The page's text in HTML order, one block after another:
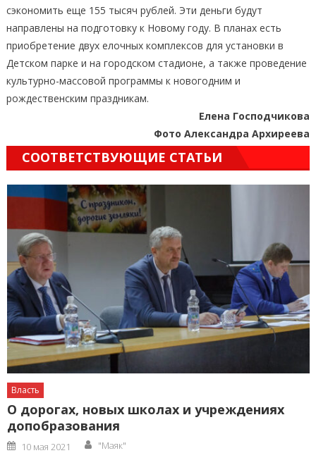
сэкономить еще 155 тысяч рублей. Эти деньги будут
направлены на подготовку к Новому году. В планах есть
приобретение двух елочных комплексов для установки в
Детском парке и на городском стадионе, а также проведение
культурно-массовой программы к новогодним и
рождественским праздникам.
Елена Господчикова
Фото Александра Архиреева
СООТВЕТСТВУЮЩИЕ СТАТЬИ
Власть
О дорогах, новых школах и учреждениях
допобразования
Posted
on
10 мая 2021 Author
"Маяк"